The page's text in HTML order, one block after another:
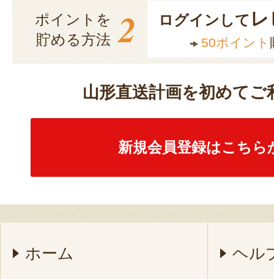
ポイントを
貯める方法 2 ログインして
50ポイント
山形直送計画を初めてご
新規会員登録はこちら
ホーム ヘル